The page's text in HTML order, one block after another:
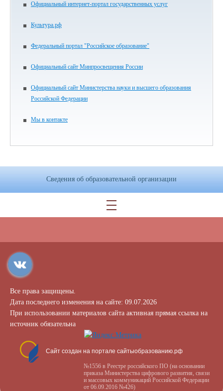
Официальный интернет-портал государственных услуг
Культура.рф
Федеральный портал "Российское образование"
Официальный сайт Минпросвещения России
Официальный сайт Министерства науки и высшего образования
Российской Федерации
Мы в контакте
Сведения об образовательной организации
Все права защищены.
Дата последнего изменения на сайте: 09.07.2026
При использовании материалов сайта активная прямая ссылка на
источник обязательна
Сайт создан на портале сайтыобразованию.рф
№1556 в Реестре российского ПО (на основании
приказа Министерства цифрового развития, связи
и массовых коммуникаций Российской Федерации
от 06.09.2016 №426)